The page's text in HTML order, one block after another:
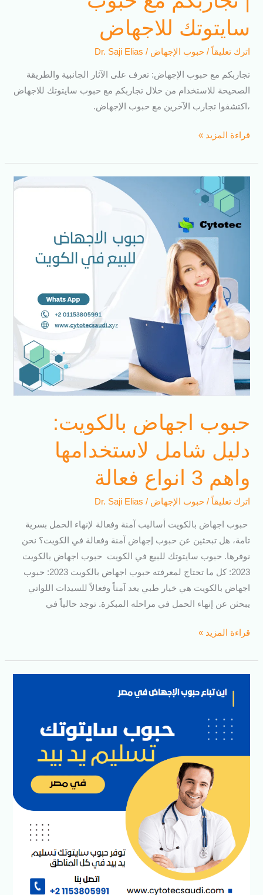
سايتوتك للاجهاض
اترك تعليقاً /حبوب الإجهاض /
Dr. Saji Elias
تجاربكم مع حبوب الإجهاض: تعرف على الآثار الجانبية والطريقة
الصحيحة للاستخدام من خلال تجاربكم مع حبوب سايتوتك للاجهاض
،اكتشفوا تجارب الآخرين مع حبوب الإجهاض.
قراءة المزيد »
حبوب اجهاض بالكويت:
دليل شامل لاستخدامها
واهم 3 انواع فعالة
اترك تعليقاً /حبوب الإجهاض /
Dr. Saji Elias
حبوب اجهاض بالكويت أساليب آمنة وفعالة لإنهاء الحمل بسرية
تامة، هل تبحثين عن حبوب إجهاض آمنة وفعالة في الكويت؟ نحن
نوفرها. حبوب سايتوتك للبيع في الكويت حبوب اجهاض بالكويت
2023: كل ما تحتاج لمعرفته حبوب اجهاض بالكويت 2023: حبوب
اجهاض بالكويت هي خيار طبي يعد آمناً وفعالاً للسيدات اللواتي
يبحثن عن إنهاء الحمل في مراحله المبكرة. توجد حالياً في
اجهاض
بالكويت:
دليل
لاستخدامها
واهم
انواع
فعالة
قراءة المزيد »
الإجهاض